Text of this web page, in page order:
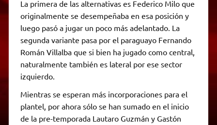
La primera de las alternativas es Federico Milo que
originalmente se desempeñaba en esa posición y
luego pasó a jugar un poco más adelantado. La
segunda variante pasa por el paraguayo Fernando
Román Villalba que si bien ha jugado como central,
naturalmente también es lateral por ese sector
izquierdo.
Mientras se esperan más incorporaciones para el
plantel, por ahora sólo se han sumado en el inicio
de la pre-temporada Lautaro Guzmán y Gastón